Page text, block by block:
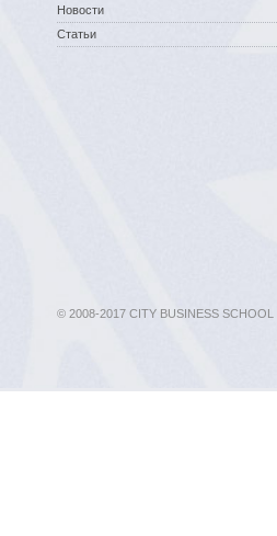
Новости
Статьи
© 2008-2017 CITY BUSINESS SCHOOL